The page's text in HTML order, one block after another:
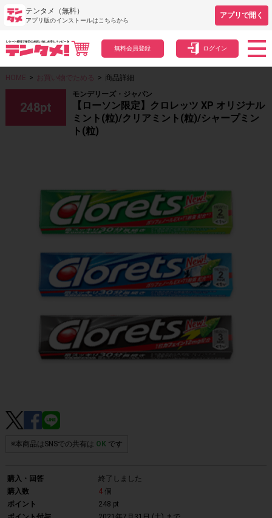
テンタメ（無料）
アプリ版のインストールはこちらから
アプリで開く
無料会員登録 ログイン
HOME > お買い物でためる > 商品詳細
248pt
モンデリーズ・ジャパン
【ローソン限定】クロレッツ XP オリジナル
ミント(粒)/クリアミント(粒)/シャープミン
ト(粒)
※本商品はSNSでの共有は OKです
購入・回答
終了しました
購入数
4個
ポイント
248 pt